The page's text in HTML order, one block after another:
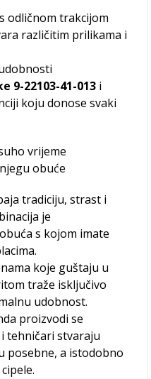
odličnom trakcijom
različitim prilikama i
9-22103-41-013 i
koju donose svaki
vrijeme
obuće
tradiciju, strast i
je
s kojom imate
koje guštaju u
traže isključivo
udobnost.
proizvodi se
tehničari stvaraju
posebne, a istodobno